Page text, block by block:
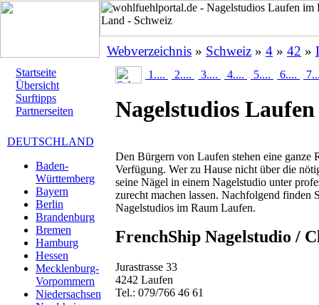
Webverzeichnis » Schweiz » 4 » 42 »
Startseite
Übersicht
Surftipps
Partnerseiten
DEUTSCHLAND
Baden-
Württemberg
Bayern
Berlin
Brandenburg
Bremen
Hamburg
Hessen
Mecklenburg-
Vorpommern
Niedersachsen
1.... 2.... 3.... 4.... 5.... 6....
Nagelstudios Laufen
Den Bürgern von Laufen stehen eine ganze
Verfügung. Wer zu Hause nicht über die
seine Nägel in einem Nagelstudio unter
zurecht machen lassen. Nachfolgend finden
Nagelstudios im Raum Laufen.
FrenchShip Nagelstudio /
Jurastrasse 33
4242 Laufen
Tel.: 079/766 46 61